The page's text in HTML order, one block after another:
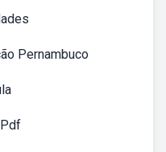
Pernambuco